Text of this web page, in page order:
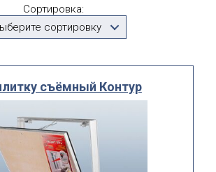
мм
Сортировка:
сортировку
съёмный Контур